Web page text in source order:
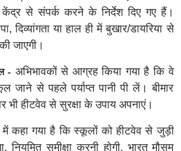
से संपर्क करने के निर्देश दिए गए हैं।
दिव्यांगता या हाल ही में बुखार/डायरिया से
जाएगी।
- अभिभावकों से आग्रह किया गया है कि वे
से पहले पर्याप्त पानी पी लें। बीमार
हीटवेव से सुरक्षा के उपाय अपनाएं।
में कहा गया है कि स्कूलों को हीटवेव से जुड़ी
नियमित समीक्षा करनी होगी, भारत मौसम